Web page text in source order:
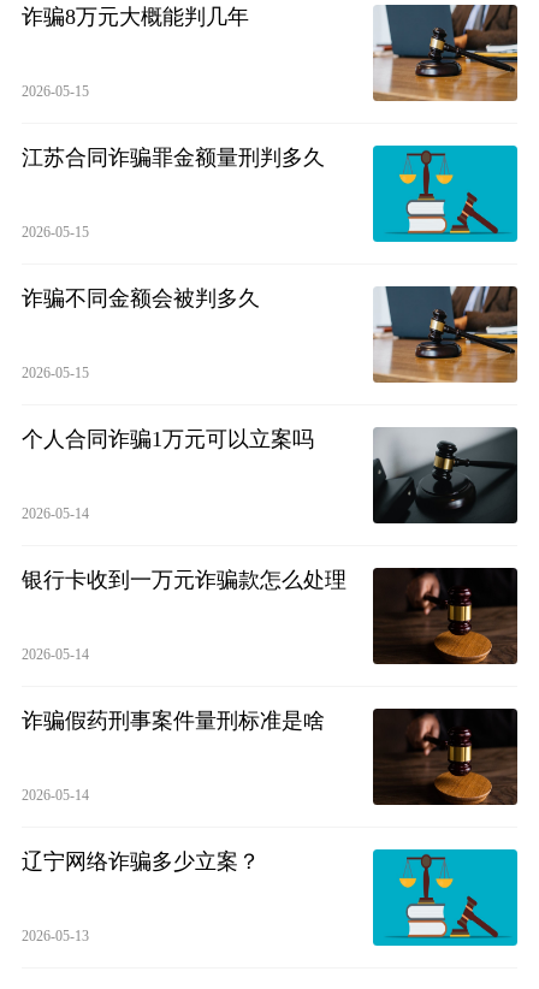
诈骗8万元大概能判几年
2026-05-15
江苏合同诈骗罪金额量刑判多久
2026-05-15
诈骗不同金额会被判多久
2026-05-15
个人合同诈骗1万元可以立案吗
2026-05-14
银行卡收到一万元诈骗款怎么处理
2026-05-14
诈骗假药刑事案件量刑标准是啥
2026-05-14
辽宁网络诈骗多少立案？
2026-05-13